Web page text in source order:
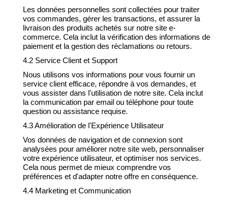
Les données personnelles sont collectées pour traiter
vos commandes, gérer les transactions, et assurer la
livraison des produits achetés sur notre site e-
commerce. Cela inclut la vérification des informations de
paiement et la gestion des réclamations ou retours.
4.2 Service Client et Support
Nous utilisons vos informations pour vous fournir un
service client efficace, répondre à vos demandes, et
vous assister dans l'utilisation de notre site. Cela inclut
la communication par email ou téléphone pour toute
question ou assistance requise.
4.3 Amélioration de l'Expérience Utilisateur
Vos données de navigation et de connexion sont
analysées pour améliorer notre site web, personnaliser
votre expérience utilisateur, et optimiser nos services.
Cela nous permet de mieux comprendre vos
préférences et d'adapter notre offre en conséquence.
4.4 Marketing et Communication